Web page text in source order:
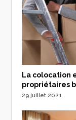
La colocation
propriétaires
29 juillet 2021